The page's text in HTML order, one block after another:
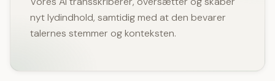
nyt lydindhold, samtidig med at den bevarer
talernes stemmer og konteksten.